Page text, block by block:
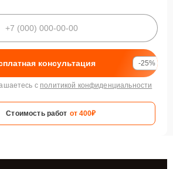
консультация -25%
с политикой конфиденциальности
Стоимость работ от 400₽